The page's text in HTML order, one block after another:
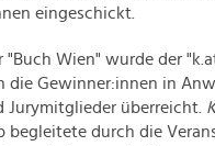
eingeschickt.
"Buch Wien" wurde der
die Gewinner:innen in
Jurymitglieder überreicht.
begleitete durch die